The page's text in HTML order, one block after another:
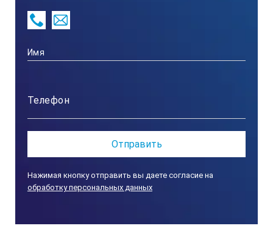
2 батарейки типа ААА
Класс защиты:
Нажимая кнопку отправить вы даете согласие на
обработку персональных данных